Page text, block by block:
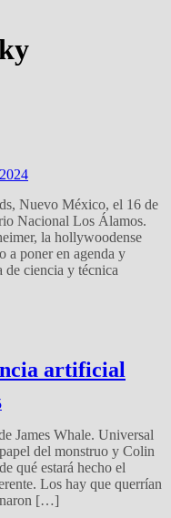
Nuevo México, el 16 de
Nacional Los Álamos.
la hollywoodense
a poner en agenda y
de ciencia y técnica
artificial
James Whale. Universal
del monstruo y Colin
qué estará hecho el
Los hay que querrían
[…]